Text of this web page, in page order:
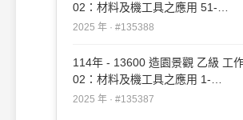
02：材料及機工具之應用 51-
109（2025/12/19 更新）#135388
2025 年 · #135388
114年 - 13600 造園景觀 乙級 工
02：材料及機工具之應用 1-
50（2025/12/19 更新）#135387
2025 年 · #135387